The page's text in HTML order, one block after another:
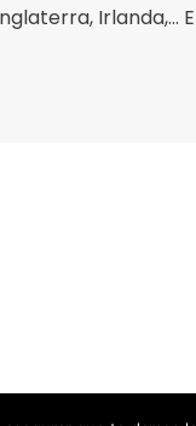
Irlanda,…